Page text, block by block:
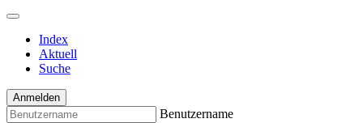
Index
Aktuell
Suche
Anmelden
Benutzername